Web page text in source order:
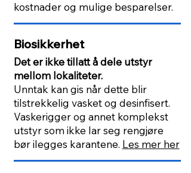
kostnader og mulige besparelser.
Biosikkerhet
Det er ikke tillatt å dele utstyr
mellom lokaliteter.
Unntak kan gis når dette blir
tilstrekkelig vasket og desinfisert.
Vaskerigger og annet komplekst
utstyr som ikke lar seg rengjøre
bør ilegges karantene. Les mer her